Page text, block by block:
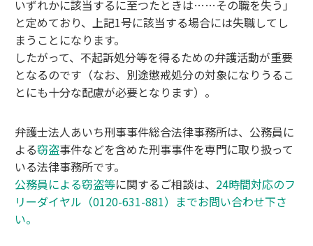
いずれかに該当するに至つたときは……その職を失う」
と定めており、上記1号に該当する場合には失職してし
まうことになります。
したがって、不起訴処分等を得るための弁護活動が重要
となるのです（なお、別途懲戒処分の対象になりうるこ
とにも十分な配慮が必要となります）。
弁護士法人あいち刑事事件総合法律事務所は、公務員に
よる窃盗事件などを含めた刑事事件を専門に取り扱って
いる法律事務所です。
公務員による窃盗等に関するご相談は、 24時間対応のフ
リーダイヤル（0120-631-881）までお問い合わせ下さ
い。